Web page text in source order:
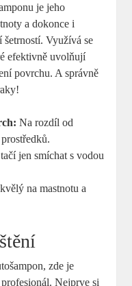
je jeho
a dokonce i
šetrností. Využívá se
efektivně uvolňují
povrchu. A správně
Na rozdíl od
jen smíchat s vodou
na mastnotu a
zde je
Nejprve si